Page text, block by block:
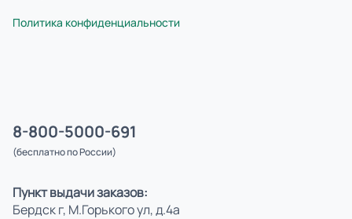
Политика конфиденциальности
8-800-5000-691
(бесплатно по России)
Пункт выдачи заказов:
Бердск г, М.Горького ул, д.4а